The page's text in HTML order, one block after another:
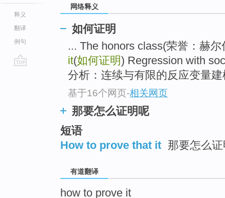
释义
翻译
例句
网络释义
如何证明
... The honors class(荣誉：赫
it(如何证明) Regression with
分析：连续与有限的反应变量建
基于16个网页-相关网页
那要怎么证明呢
短语
How to prove that it 那要怎么
有道翻译
how to prove it